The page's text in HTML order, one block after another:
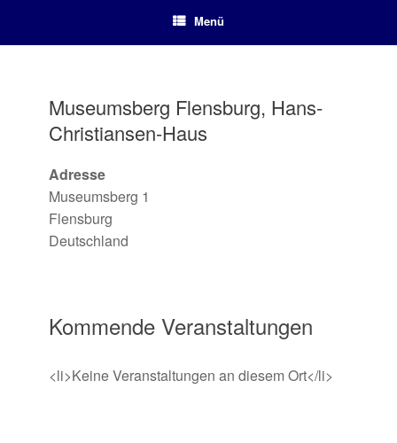
Menü
Museumsberg Flensburg, Hans-
Christiansen-Haus
Adresse
Museumsberg 1
Flensburg
Deutschland
Kommende Veranstaltungen
<li>Keine Veranstaltungen an diesem Ort</li>